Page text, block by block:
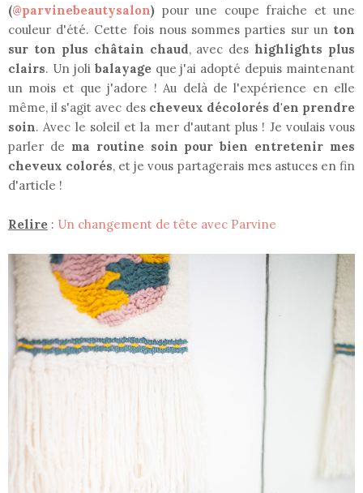
(@parvinebeautysalon) pour une coupe fraiche et une
couleur d'été. Cette fois nous sommes parties sur un ton
sur ton plus châtain chaud, avec des highlights plus
clairs. Un joli balayageque j'ai adopté depuis maintenant
un mois et que j'adore ! Au delà de l'expérience en elle
même, il s'agit avec des cheveux décolorés d'en prendre
soin. Avec le soleil et la mer d'autant plus ! Je voulais vous
parler de ma routine soin pour bien entretenir mes
cheveux colorés, et je vous partagerais mes astuces en fin
d'article !
Relire : Un changement de tête avec Parvine